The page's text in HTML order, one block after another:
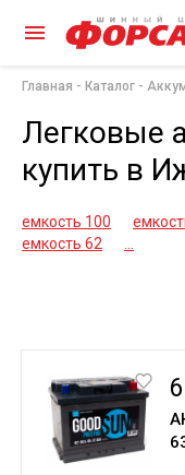
Главная Каталог
Легковые
купить в
емкость 100
емкость 62